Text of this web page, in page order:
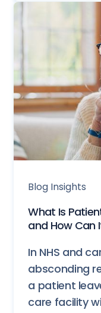
Blog Insights
What Is
and How Can
In NHS and
absconding
a patient
care facility